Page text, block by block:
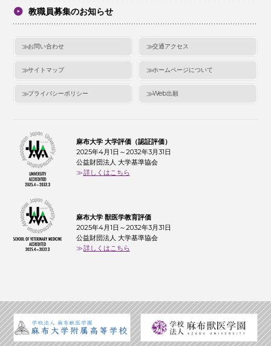
教職員募集のお知らせ
お問い合わせ 交通アクセス
サイトマップ ホームページについて
プライバシーポリシー Web出願
麻布大学 大学評価（認証評価）
2025年4月1日～2032年3月31日
公益財団法人 大学基準協会
詳しくはこちら
麻布大学 獣医学教育評価
2025年4月1日～2032年3月31日
公益財団法人 大学基準協会
詳しくはこちら